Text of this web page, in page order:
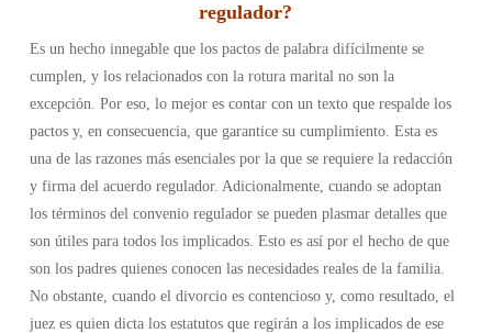
regulador?
Es un hecho innegable que los pactos de palabra difícilmente se
cumplen, y los relacionados con la rotura marital no son la
excepción. Por eso, lo mejor es contar con un texto que respalde los
pactos y, en consecuencia, que garantice su cumplimiento. Esta es
una de las razones más esenciales por la que se requiere la redacción
y firma del acuerdo regulador. Adicionalmente, cuando se adoptan
los términos del convenio regulador se pueden plasmar detalles que
son útiles para todos los implicados. Esto es así por el hecho de que
son los padres quienes conocen las necesidades reales de la familia.
No obstante, cuando el divorcio es contencioso y, como resultado, el
juez es quien dicta los estatutos que regirán a los implicados de ese